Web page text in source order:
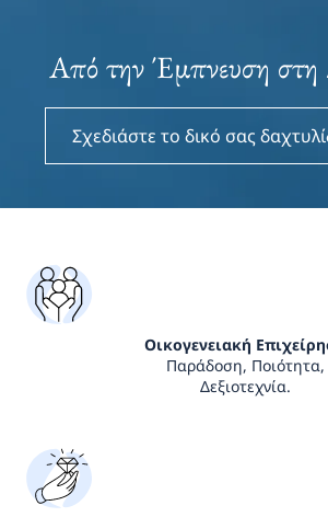
Από την Έμπνευση στη
Σχεδιάστε το δικό σας
Οικογενειακή
Παράδοση, Ποιότητα,
Δεξιοτεχνία.